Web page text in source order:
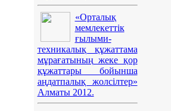
«Орталық
мемлекеттік
ғылыми-
техникалық құжаттама
мұрағатының жеке қор
құжаттары бойынша
аңдатпалық жолсілтер»
Алматы 2012.